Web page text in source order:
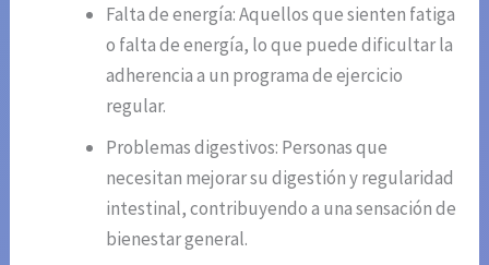
Falta de energía: Aquellos que sienten fatiga
o falta de energía, lo que puede dificultar la
adherencia a un programa de ejercicio
regular.
Problemas digestivos: Personas que
necesitan mejorar su digestión y regularidad
intestinal, contribuyendo a una sensación de
bienestar general.